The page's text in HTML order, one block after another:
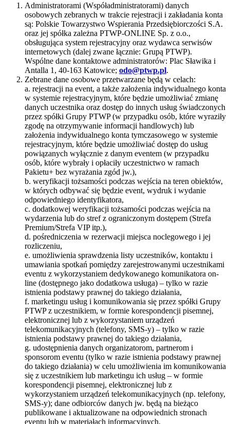
Administratorami (Współadministratorami) danych
osobowych zebranych w trakcie rejestracji i zakładania konta
są: Polskie Towarzystwo Wspierania Przedsiębiorczości S.A.
oraz jej spółka zależna PTWP-ONLINE Sp. z o.o.,
obsługująca system rejestracyjny oraz wydawca serwisów
internetowych (dalej zwane łącznie: Grupą PTWP).
Wspólne dane kontaktowe administratorów: Plac Sławika i
Antalla 1, 40-163 Katowice; odo@ptwp.pl.
Zebrane dane osobowe przetwarzane będą w celach:
a. rejestracji na event, a także założenia indywidualnego konta
w systemie rejestracyjnym, które będzie umożliwiać zmianę
danych uczestnika oraz dostęp do innych usług świadczonych
przez spółki Grupy PTWP (w przypadku osób, które wyraziły
zgodę na otrzymywanie informacji handlowych) lub
założenia indywidualnego konta tymczasowego w systemie
rejestracyjnym, które będzie umożliwiać dostęp do usług
powiązanych wyłącznie z danym eventem (w przypadku
osób, które wybrały i opłaciły uczestnictwo w ramach
Pakietu+ bez wyrażania zgód jw.),
b. weryfikacji tożsamości podczas wejścia na teren obiektów,
w których odbywać się będzie event, wydruk i wydanie
odpowiedniego identyfikatora,
c. dodatkowej weryfikacji tożsamości podczas wejścia na
wydarzenia lub do stref z ograniczonym dostępem (Strefa
Premium/Strefa VIP itp.),
d. pośredniczenia w rezerwacji miejsca noclegowego i jej
rozliczeniu,
e. umożliwienia sprawdzenia listy uczestników, kontaktu i
umawiania spotkań pomiędzy zarejestrowanymi uczestnikami
eventu z wykorzystaniem dedykowanego komunikatora on-
line (dostępnego jako dodatkowa usługa) – tylko w razie
istnienia podstawy prawnej do takiego działania,
f. marketingu usług i komunikowania się przez spółki Grupy
PTWP z uczestnikiem, w formie korespondencji pisemnej,
elektronicznej lub z wykorzystaniem urządzeń
telekomunikacyjnych (telefony, SMS-y) – tylko w razie
istnienia podstawy prawnej do takiego działania,
g. udostępnienia danych organizatorom, partnerom i
sponsorom eventu (tylko w razie istnienia podstawy prawnej
do takiego działania) w celu umożliwienia im komunikowania
się z uczestnikiem lub marketingu ich usług – w formie
korespondencji pisemnej, elektronicznej lub z
wykorzystaniem urządzeń telekomunikacyjnych (np. telefony,
SMS-y); dane odbiorców danych jw. będą na bieżąco
publikowane i aktualizowane na odpowiednich stronach
eventu lub w materiałach informacyjnych,